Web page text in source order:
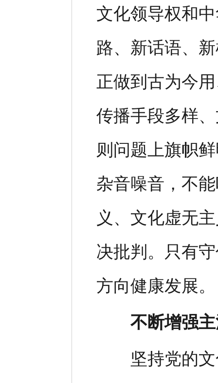
文化领导权和
路、新话语、
正做到古为今
传播手段多样
则问题上旗帜
杂音噪音，不
义、文化虚无
决批判。只有
方向健康发展。
不断增强
坚持党的文